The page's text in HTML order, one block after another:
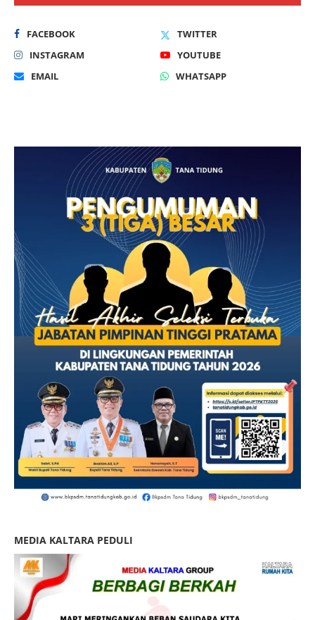
FACEBOOK
TWITTER
INSTAGRAM
YOUTUBE
EMAIL
WHATSAPP
MEDIA KALTARA PEDULI